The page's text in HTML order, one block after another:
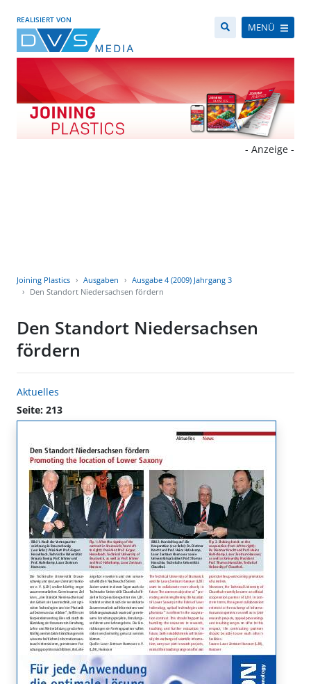
REALISIERT VON
MENÜ
- Anzeige -
Joining Plastics Ausgaben
Ausgabe 4 (2009) Jahrgang 3
Den Standort Niedersachsen fördern
Den Standort Niedersachsen
fördern
Aktuelles
Seite: 213